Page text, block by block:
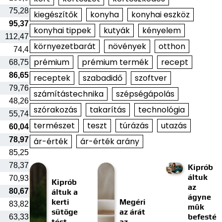
75,28
95,37
112,47
74,4
68,75
86,65
79,76
48,26
55,74
60,04
78,97
85,25
78,37
70,93
80,67
83,82
63,33
kiegészítők
konyha
konyhai eszköz
konyhai tippek
kutyák
kényelem
környezetbarát
növények
otthon
prémium
prémium termék
recept
receptek
szabadidő
szoftver
számítástechnika
szépségápolás
szórakozás
takarítás
technológia
természet
teszt túrázás
utazás
ár-érték
ár-érték arány
Kiprób
áltuk a
kerti
sütöge
Megéri
az árát
Kiprób
áltuk
az
ágyne
műk
befesté